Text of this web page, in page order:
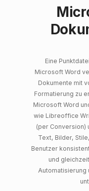
Eine
Microsoft Word
Dokumente mit
Formatierung zu
Microsoft Word
wie Libreoffice
(per Conversion)
Text, Bilder,
Benutzer
und
Automatisierung